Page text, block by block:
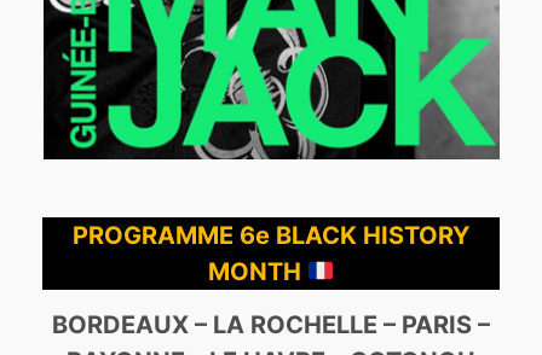
PROGRAMME 6e BLACK HISTORY
MONTH
BORDEAUX – LA ROCHELLE – PARIS –